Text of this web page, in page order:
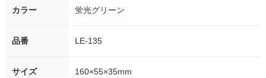
カラー 蛍光グリーン
品番 LE-135
サイズ 160×55×35mm